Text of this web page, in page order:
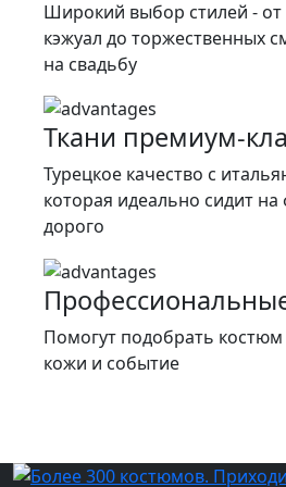
Широкий выбор стилей - от
кэжуал до торжественных
на свадьбу
Ткани премиум-
Турецкое качество c
которая идеально сидит
дорого
Помогут подобрать
кожи и событие